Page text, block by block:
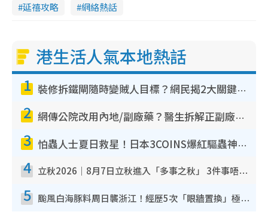
延禧攻略 網絡熱話
港生活人氣本地熱話
1 裝修拆鐵閘隨時變賊人目標？網民揭2大關鍵用途：裝新式等於白裝？附新舊鐵閘分別
2 網傳公院改用內地/副廠藥？醫生拆解正副廠分別 揭4類人換藥隨時出事
3 怕蟲人士夏日救星！日本3COINS爆紅驅蟲神器$45起 1招「全程免觸碰」輕鬆搞定小強
4 立秋2026｜8月7日立秋進入「多事之秋」 3件事唔做得！專家教6招開運 清枱頭／銀包納氣接好運
5 颱風白海豚料周日襲浙江！經歷5次「眼牆置換」極罕見 成登陸內地最長途颱風